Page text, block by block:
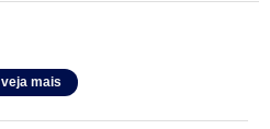
veja mais